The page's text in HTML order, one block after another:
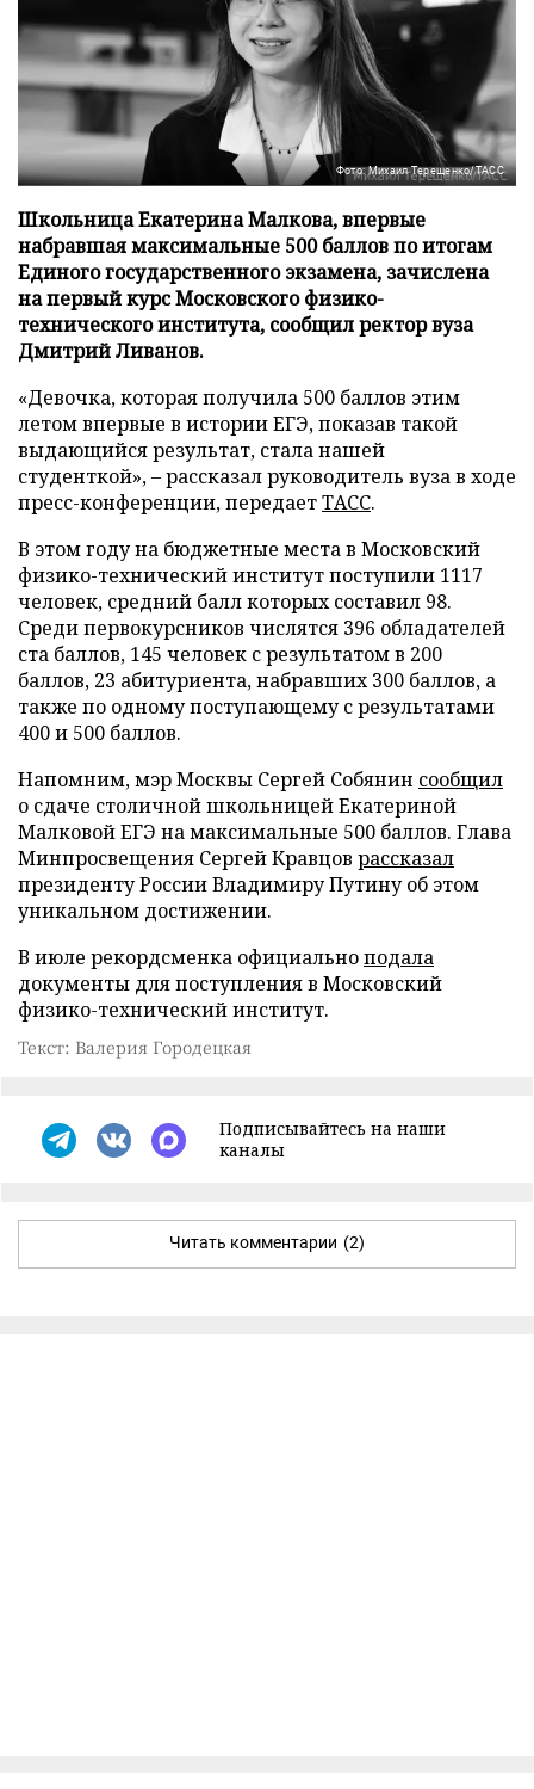
Фото: Михаил Терещенко/ТАСС
Школьница Екатерина Малкова, впервые
набравшая максимальные 500 баллов по итогам
Единого государственного экзамена, зачислена
на первый курс Московского физико-
технического института, сообщил ректор вуза
Дмитрий Ливанов.
«Девочка, которая получила 500 баллов этим
летом впервые в истории ЕГЭ, показав такой
выдающийся результат, стала нашей
студенткой», – рассказал руководитель вуза в ходе
пресс-конференции, передаетТАСС.
В этом году на бюджетные места в Московский
физико-технический институт поступили 1117
человек, средний балл которых составил 98.
Среди первокурсников числятся 396 обладателей
ста баллов, 145 человек с результатом в 200
баллов, 23 абитуриента, набравших 300 баллов, а
также по одному поступающему с результатами
400 и 500 баллов.
Напомним, мэр Москвы Сергей Собянин сообщил
о сдаче столичной школьницей Екатериной
Малковой ЕГЭ на максимальные 500 баллов. Глава
Минпросвещения Сергей Кравцов рассказал
президенту России Владимиру Путину об этом
уникальном достижении.
В июле рекордсменка официальноподала
документы для поступления в Московский
физико-технический институт.
Текст: Валерия Городецкая
Подписывайтесь на наши
каналы
Читать комментарии (2)